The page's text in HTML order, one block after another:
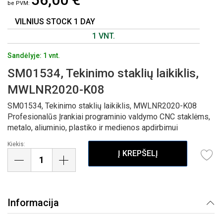
PRADŽIĄ
VILNIUS STOCK 1 DAY
1 VNT.
Sandėlyje: 1 vnt.
SM01534, Tekinimo staklių laikiklis,
MWLNR2020-K08
SM01534, Tekinimo staklių laikiklis, MWLNR2020-K08
Profesionalūs Įrankiai programinio valdymo CNC staklėms,
metalo, aliuminio, plastiko ir medienos apdirbimui
Kiekis:
Į KREPŠELĮ
Informacija